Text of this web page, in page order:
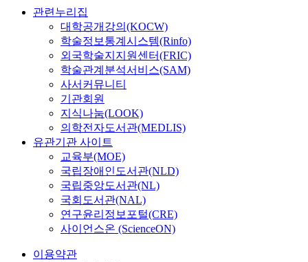
관련누리집
대학공개강의(KOCW)
학술정보통계시스템(Rinfo)
외국학술지지원센터(FRIC)
학술관계분석서비스(SAM)
사서커뮤니티
기관회원
지식나눔(LOOK)
의학전자도서관(MEDLIS)
유관기관 사이트
교육부(MOE)
국립장애인도서관(NLD)
국립중앙도서관(NL)
국회도서관(NAL)
연구윤리정보포털(CRE)
사이언스온 (ScienceON)
이용약관